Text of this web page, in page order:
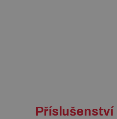
Příslušenství